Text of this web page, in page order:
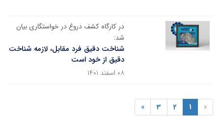
در کارگاه کشف دروغ در خواستگاری بیان
شد:
شناخت دقیق فرد مقابل، لازمه شناخت
دقیق از خود است
۰۸ اسفند ۱۴۰۱
«
1
2
3
»